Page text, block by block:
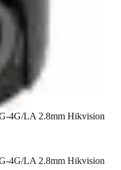
4G/LA 2.8mm Hikvision
4G/LA 2.8mm Hikvision